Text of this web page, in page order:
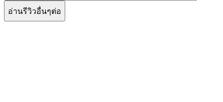
อ่านรีวิวอื่นๆต่อ